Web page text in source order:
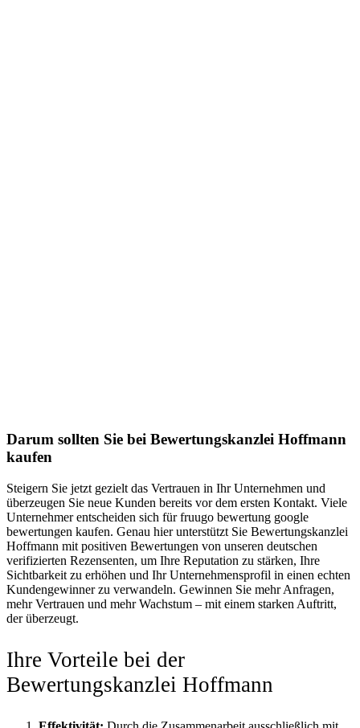
Darum sollten Sie bei Bewertungskanzlei Hoffmann
kaufen
Steigern Sie jetzt gezielt das Vertrauen in Ihr Unternehmen und
überzeugen Sie neue Kunden bereits vor dem ersten Kontakt. Viele
Unternehmer entscheiden sich für fruugo bewertung google
bewertungen kaufen. Genau hier unterstützt Sie Bewertungskanzlei
Hoffmann mit positiven Bewertungen von unseren deutschen
verifizierten Rezensenten, um Ihre Reputation zu stärken, Ihre
Sichtbarkeit zu erhöhen und Ihr Unternehmensprofil in einen echten
Kundengewinner zu verwandeln. Gewinnen Sie mehr Anfragen,
mehr Vertrauen und mehr Wachstum – mit einem starken Auftritt,
der überzeugt.
Ihre Vorteile bei der
Bewertungskanzlei Hoffmann